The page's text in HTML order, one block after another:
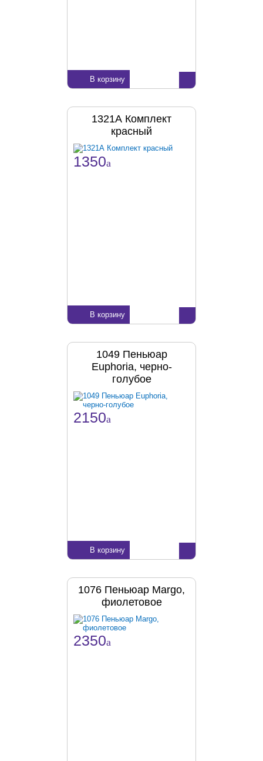
В корзину
1321А Комплект
красный
1350a
В корзину
1049 Пеньюар
Euphoria, черно-
голубое
2150a
В корзину
1076 Пеньюар Margo,
фиолетовое
2350a